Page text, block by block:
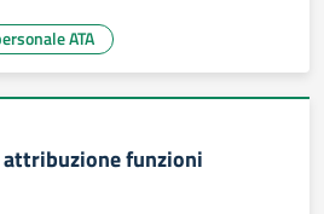
ATA
funzioni